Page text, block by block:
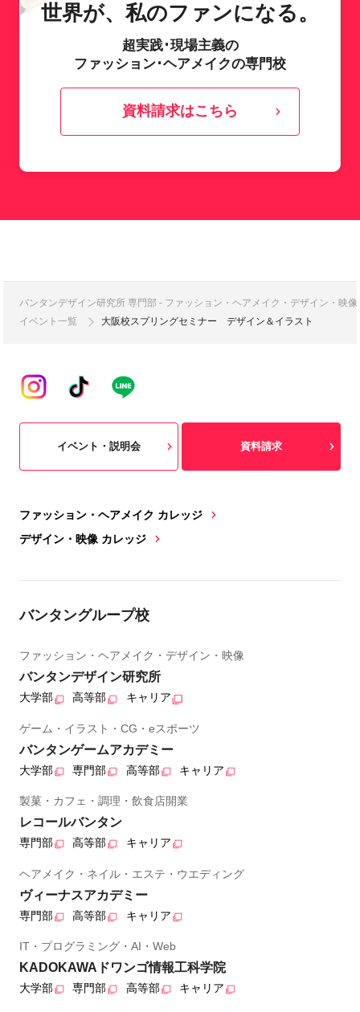
世界が、私のファンになる。
超実践･現場主義の
ファッション･ヘアメイクの専門校
資料請求はこちら
バンタンデザイン研究所 専門部 - ファッション・ヘアメイク・デザイン・映
イベント一覧
大阪校スプリングセミナー デザイン＆イラスト
ファッション・ヘアメイク カレッジ
デザイン・映像 カレッジ
イベント・説明会 資料請求
バンタングループ校
ファッション・ヘアメイク・デザイン・映像
バンタンデザイン研究所
大学部 高等部 キャリア
ゲーム・イラスト・CG・eスポーツ
バンタンゲームアカデミー
大学部 専門部 高等部 キャリア
製菓・カフェ・調理・飲食店開業
レコールバンタン
専門部 高等部 キャリア
ヘアメイク・ネイル・エステ・ウエディング
ヴィーナスアカデミー
専門部 高等部 キャリア
IT・プログラミング・AI・Web
KADOKAWAドワンゴ情報工科学院
大学部 専門部 高等部 キャリア